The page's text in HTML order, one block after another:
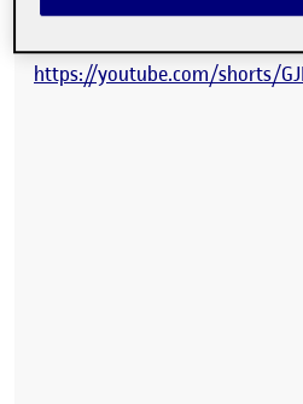
https://youtube.com/shorts/